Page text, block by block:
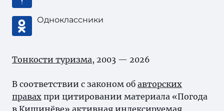
Одноклассники
Тонкости туризма, 2003 — 2026
В соответствии с законом об авторских
правах при цитировании материала «Погода
в Кишинёве» активная индексируемая